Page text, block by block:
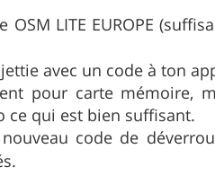
OSM LITE EUROPE
avec un code à ton
pour carte mémoire,
ce qui est bien suffisant.
code de